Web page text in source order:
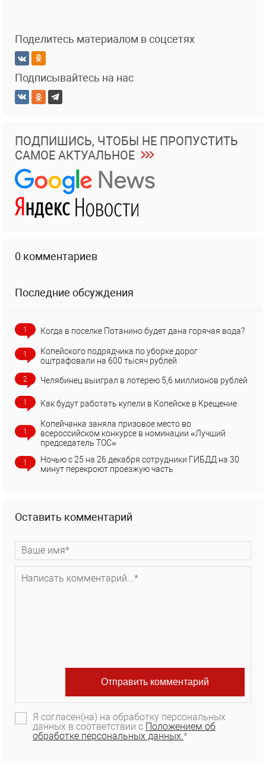
Поделитесь материалом в соцсетях
Подписывайтесь на нас
ПОДПИШИСЬ, ЧТОБЫ НЕ ПРОПУСТИТЬ
САМОЕ АКТУАЛЬНОЕ
0 комментариев
Последние обсуждения
1 Когда в поселке Потанино будет дана горячая вода?
1
Копейского подрядчика по уборке дорог
оштрафовали на 600 тысяч рублей
2 Челябинец выиграл в лотерею 5,6 миллионов рублей
1 Как будут работать купели в Копейске в Крещение
1
Копейчанка заняла призовое место во
всероссийском конкурсе в номинации «Лучший
председатель ТОС»
1
Ночью с 25 на 26 декабря сотрудники ГИБДД на 30
минут перекроют проезжую часть
Оставить комментарий
Я согласен(на) на обработку персональных
данных в соответствии с Положением об
обработке персональных данных. *